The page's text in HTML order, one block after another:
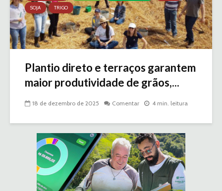
SOJA
TRIGO
Plantio direto e terraços garantem
maior produtividade de grãos,...
18 de dezembro de 2025 Comentar 4 min. leitura